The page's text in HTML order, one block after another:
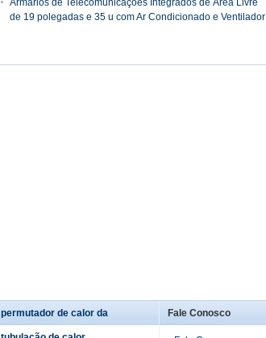
Armários de Telecomunicações Integrados de Área Livre
de 19 polegadas e 35 u com Ar Condicionado e Ventilador
permutador de calor da Fale Conosco